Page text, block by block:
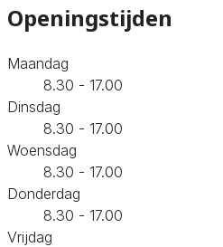
Openingstijden
Maandag
8.30 - 17.00
Dinsdag
8.30 - 17.00
Woensdag
8.30 - 17.00
Donderdag
8.30 - 17.00
Vrijdag